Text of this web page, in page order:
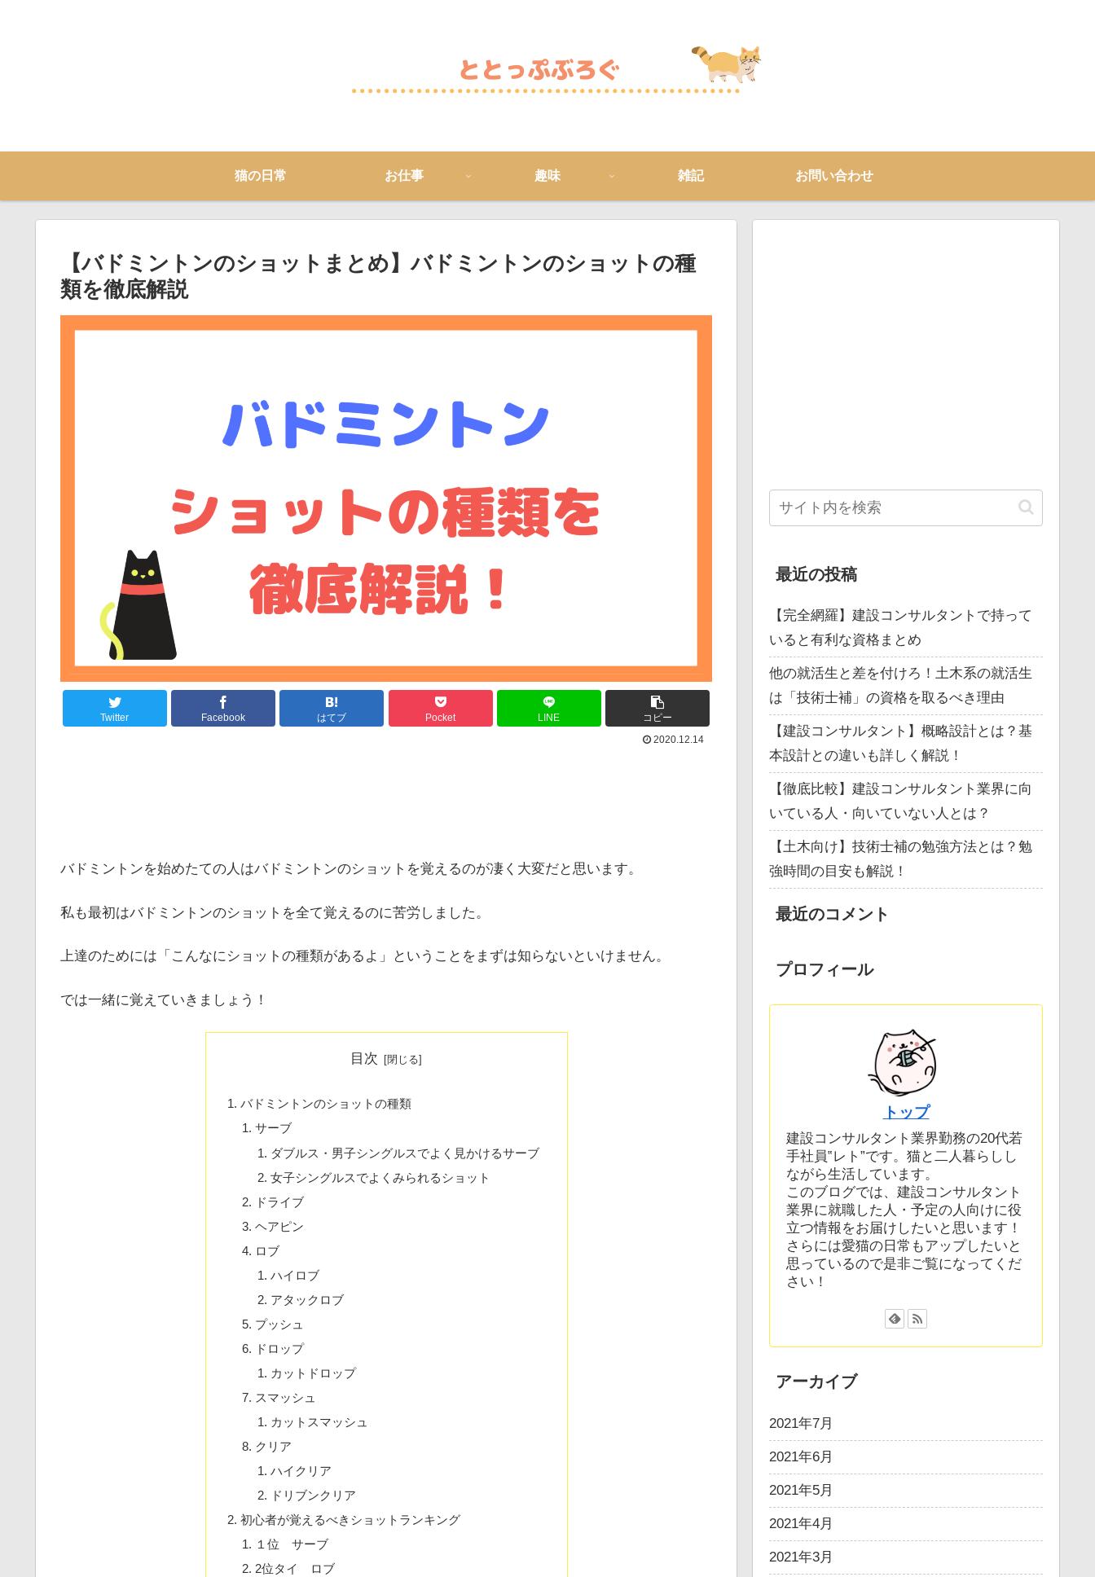
猫の日常 お仕事 趣味 雑記 お問い合わせ
【バドミントンのショットまとめ】バドミントンのショットの種
類を徹底解説
Twitter Facebook はてブ Pocket LINE
コピー
2020.12.14
バドミントンを始めたての人はバドミントンのショットを覚えるのが凄く大変だと思います。
私も最初はバドミントンのショットを全て覚えるのに苦労しました。
上達のためには「こんなにショットの種類があるよ」ということをまずは知らないといけません。
では一緒に覚えていきましょう！
目次
バドミントンのショットの種類
サーブ
ダブルス・男子シングルスでよく見かけるサーブ
女子シングルスでよくみられるショット
ドライブ
ヘアピン
ロブ
ハイロブ
アタックロブ
プッシュ
ドロップ
カットドロップ
スマッシュ
カットスマッシュ
クリア
ハイクリア
ドリブンクリア
初心者が覚えるべきショットランキング
１位 サーブ
2位タイ ロブ
最近の投稿
【完全網羅】建設コンサルタントで持って
いると有利な資格まとめ
他の就活生と差を付けろ！土木系の就活生
は「技術士補」の資格を取るべき理由
【建設コンサルタント】概略設計とは？基
本設計との違いも詳しく解説！
【徹底比較】建設コンサルタント業界に向
いている人・向いていない人とは？
【土木向け】技術士補の勉強方法とは？勉
強時間の目安も解説！
最近のコメント
プロフィール
トップ
建設コンサルタント業界勤務の20代若
手社員‟レト”です。猫と二人暮らしし
ながら生活しています。
このブログでは、建設コンサルタント
業界に就職した人・予定の人向けに役
立つ情報をお届けしたいと思います！
さらには愛猫の日常もアップしたいと
思っているので是非ご覧になってくだ
さい！
アーカイブ
2021年7月
2021年6月
2021年5月
2021年4月
2021年3月